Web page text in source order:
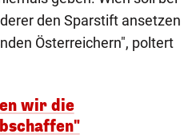
den Sparstift ansetzen
Österreichern", poltert
wir die